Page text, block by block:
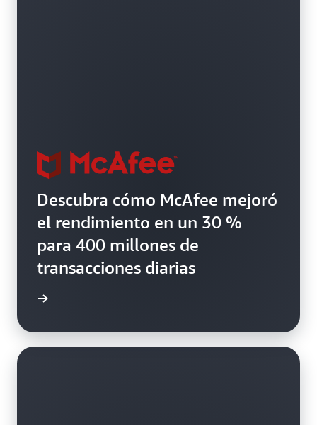
Descubra cómo McAfee mejoró
el rendimiento en un 30 %
para 400 millones de
transacciones diarias